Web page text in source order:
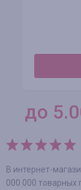
до
В интернет-
000 000 товарных